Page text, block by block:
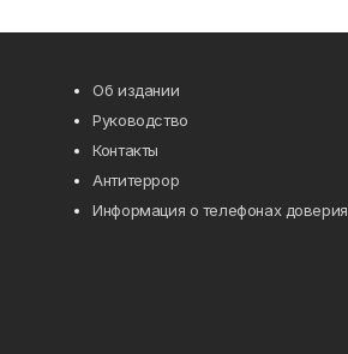
Об издании
Руководство
Контакты
Антитеррор
Информация о телефонах доверия